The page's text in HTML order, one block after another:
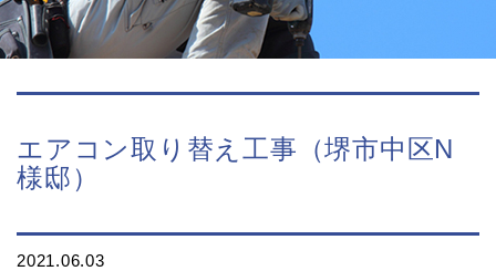
エアコン取り替え工事（堺市中区N
様邸）
2021.06.03